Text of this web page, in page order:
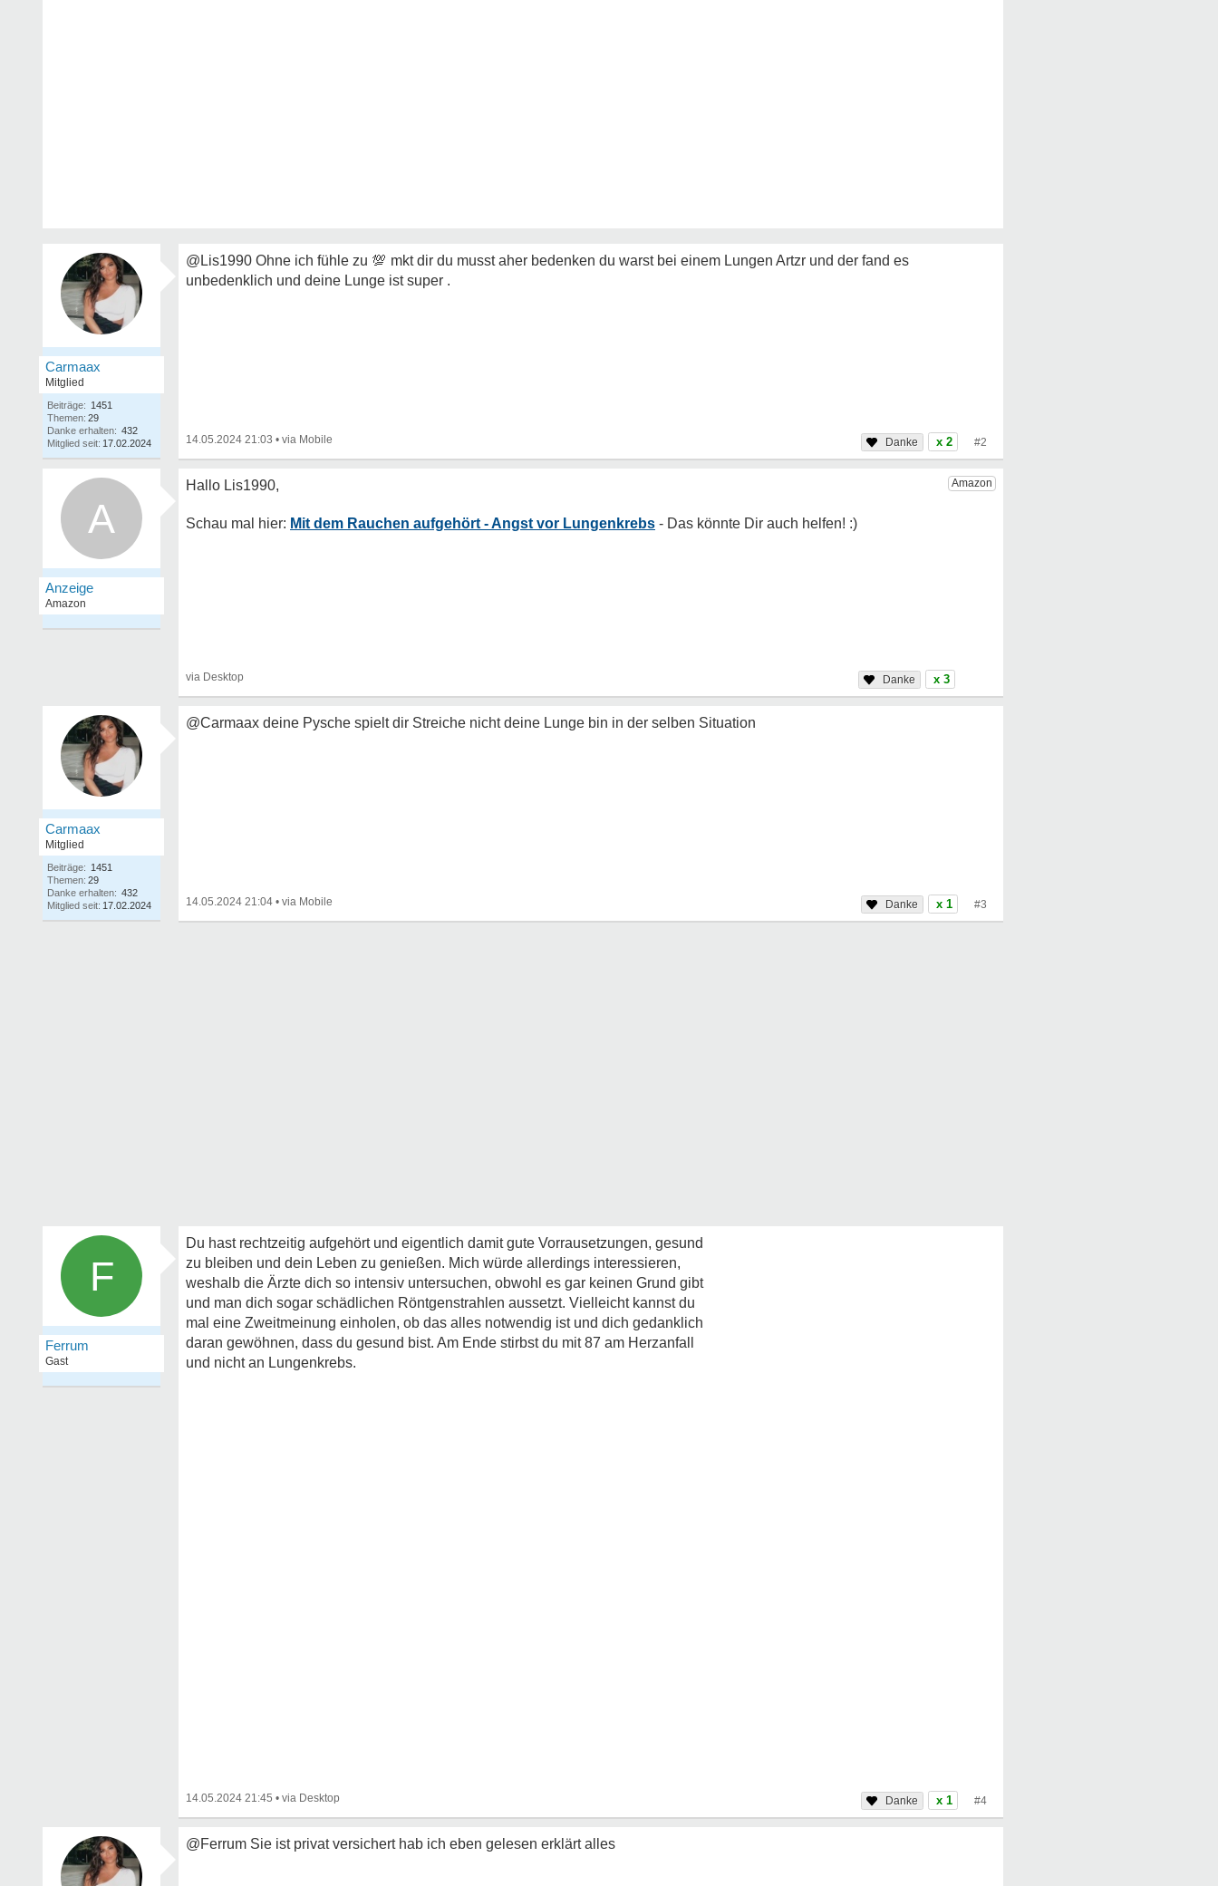
Carmaax
Mitglied
Beiträge: 1451
Themen: 29
Danke erhalten: 432
Mitglied seit: 17.02.2024
@Lis1990 Ohne ich fühle zu 💯 mkt dir du musst aher bedenken du warst bei einem Lungen Artzr und der fand es
unbedenklich und deine Lunge ist super .
14.05.2024 21:03 • x 2 #2
A Mit dem Rauchen aufgehört - Angst vor Lungenkrebs
x 3
Carmaax
Mitglied
Beiträge: 1451
Themen: 29
Danke erhalten: 432
Mitglied seit: 17.02.2024
@Carmaax deine Pysche spielt dir Streiche nicht deine Lunge bin in der selben Situation
14.05.2024 21:04 • x 1 #3
F
Ferrum
Gast
Du hast rechtzeitig aufgehört und eigentlich damit gute Vorrausetzungen, gesund
zu bleiben und dein Leben zu genießen. Mich würde allerdings interessieren,
weshalb die Ärzte dich so intensiv untersuchen, obwohl es gar keinen Grund gibt
und man dich sogar schädlichen Röntgenstrahlen aussetzt. Vielleicht kannst du
mal eine Zweitmeinung einholen, ob das alles notwendig ist und dich gedanklich
daran gewöhnen, dass du gesund bist. Am Ende stirbst du mit 87 am Herzanfall
und nicht an Lungenkrebs.
14.05.2024 21:45 • x 1 #4
@Ferrum Sie ist privat versichert hab ich eben gelesen erklärt alles